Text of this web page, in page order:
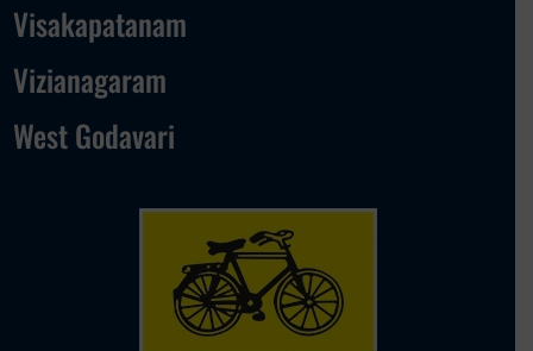
Visakapatanam
Vizianagaram
West Godavari